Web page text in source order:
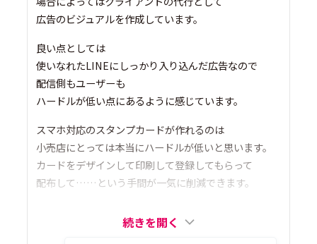
広告のビジュアルを作成しています。
良い点としては
使いなれたLINEにしっかり入り込んだ広告なので
配信側もユーザーも
ハードルが低い点にあるように感じています。
スマホ対応のスタンプカードが作れるのは
小売店にとっては本当にハードルが低いと思います。
カードをデザインして印刷して登録してもらって
配布して……という手間が一気に削減できます。
続きを開く